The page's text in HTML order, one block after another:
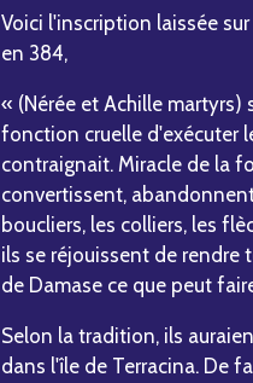
Voici l'inscription laissée
en 384,
« (Nérée et Achille martyrs)
fonction cruelle d'exécuter
contraignait. Miracle de la
convertissent,
boucliers, les colliers, les
ils se réjouissent de
de Damase ce que peut
Selon la tradition, ils
dans l'île de Terracina. De